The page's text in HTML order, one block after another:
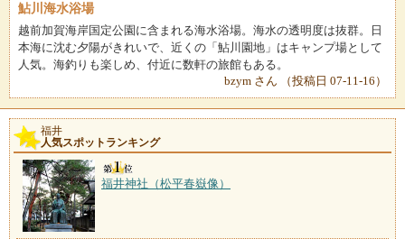
鮎川海水浴場
越前加賀海岸国定公園に含まれる海水浴場。海水の透明度は抜群。日
本海に沈む夕陽がきれいで、近くの「鮎川園地」はキャンプ場として
人気。海釣りも楽しめ、付近に数軒の旅館もある。
bzym さん （投稿日 07-11-16）
福井
人気スポットランキング
福井神社（松平春嶽像）